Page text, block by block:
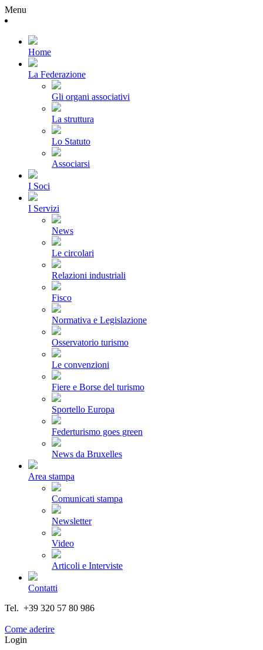
Menu
Home
La Federazione
Gli organi associativi
La struttura
Lo Statuto
Associarsi
I Soci
I Servizi
News
Le circolari
Relazioni industriali
Fisco
Normativa e Legislazione
Osservatorio turismo
Le convenzioni
Fiere e Borse del turismo
Sportello Europa
Federturismo goes green
News da Bruxelles
Area stampa
Comunicati stampa
Newsletter
Video
Articoli e Interviste
Contatti
Tel. +39 320 57 80 986
Come aderire
Login